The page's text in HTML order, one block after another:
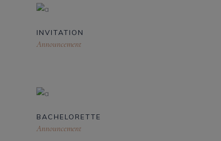
INVITATION
Announcement
BACHELORETTE
Announcement